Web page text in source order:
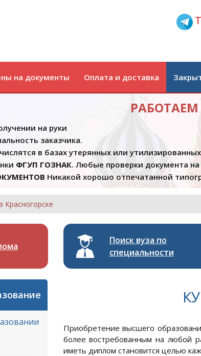
на документы Оплата и доставка
на руки
заказчика.
в базах утерянных или
ФГУП ГОЗНАК. Любые проверки документа
Никакой хорошо отпечатанной
Красногорске
Поиск вуза по
специальности
Приобретение высшего
более востребованным на любой
иметь диплом становится целью